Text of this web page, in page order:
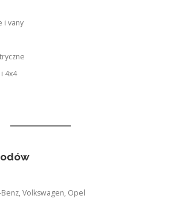
i vany
4x4
Volkswagen, Opel